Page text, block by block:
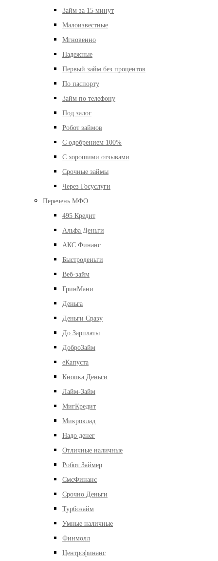
Займ за 15 минут
Малоизвестные
Мгновенно
Надежные
Первый займ без процентов
По паспорту
Займ по телефону
Под залог
Робот займов
С одобрением 100%
С хорошими отзывами
Срочные займы
Через Госуслуги
Перечень МФО
495 Кредит
Альфа Деньги
АКС Финанс
Быстроденьги
Веб-займ
ГринМани
Деньга
Деньги Сразу
До Зарплаты
ДоброЗайм
еКапуста
Кнопка Деньги
Лайм-Займ
МигКредит
Микроклад
Надо денег
Отличные наличные
Робот Займер
СмсФинанс
Срочно Деньги
Турбозайм
Умные наличные
Финмолл
Центрофинанс